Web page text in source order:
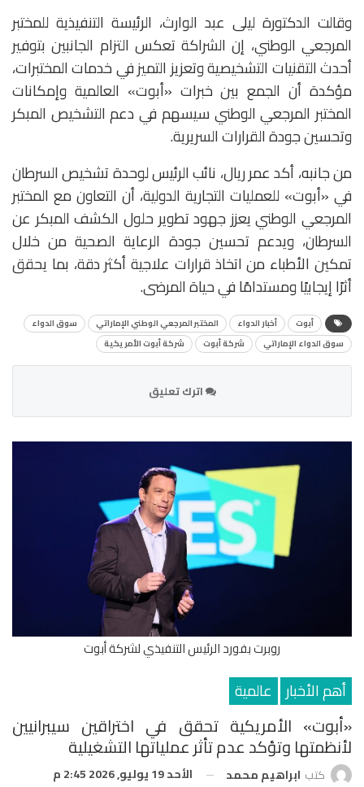
وقالت الدكتورة ليلى عبد الوارث، الرئيسة التنفيذية للمختبر
المرجعي الوطني، إن الشراكة تعكس التزام الجانبين بتوفير
أحدث التقنيات التشخيصية وتعزيز التميز في خدمات المختبرات،
مؤكدة أن الجمع بين خبرات «أبوت» العالمية وإمكانات
المختبر المرجعي الوطني سيسهم في دعم التشخيص المبكر
وتحسين جودة القرارات السريرية.
من جانبه، أكد عمر ريال، نائب الرئيس لوحدة تشخيص السرطان
في «أبوت» للعمليات التجارية الدولية، أن التعاون مع المختبر
المرجعي الوطني يعزز جهود تطوير حلول الكشف المبكر عن
السرطان، ويدعم تحسين جودة الرعاية الصحية من خلال
تمكين الأطباء من اتخاذ قرارات علاجية أكثر دقة، بما يحقق
أثرًا إيجابيًا ومستدامًا في حياة المرضى.
أبوت أخبار الدواء المختبر المرجعي الوطني الإماراتي
سوق الدواء
سوق الدواء الإماراتي
شركة أبوت شركة أبوت الأمريكية
اترك تعليق
روبرت بفورد الرئيس التنفيذي لشركة أبوت
أهم الأخبار عالمية
«أبوت» الأمريكية تحقق في اختراقين سيبرانيين
لأنظمتها وتؤكد عدم تأثر عملياتها التشغيلية
كتب ابراهيم محمد الأحد 19 يوليو, 2026 2:45 م